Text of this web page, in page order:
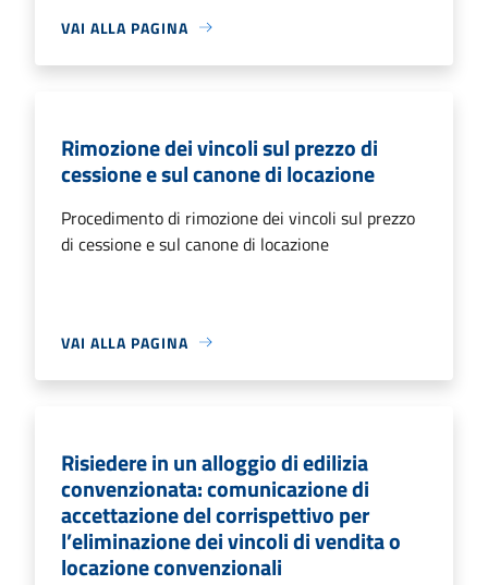
VAI ALLA PAGINA
Rimozione dei vincoli sul prezzo di
cessione e sul canone di locazione
Procedimento di rimozione dei vincoli sul prezzo
di cessione e sul canone di locazione
VAI ALLA PAGINA
Risiedere in un alloggio di edilizia
convenzionata: comunicazione di
accettazione del corrispettivo per
l’eliminazione dei vincoli di vendita o
locazione convenzionali